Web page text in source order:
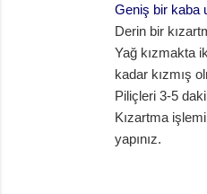
Geniş bir kaba
Derin bir
Yağ kızmakta
kadar kızmış
Piliçleri 3-5
Kızartma
yapınız.